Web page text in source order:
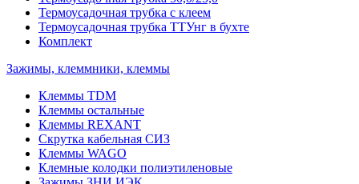
Термоусадочная трубка с клеем
Термоусадочная трубка ТТУнг в бухте
Комплект
Зажимы, клеммники, клеммы
Клеммы TDM
Клеммы остальные
Клеммы REXANT
Скрутка кабельная СИЗ
Клеммы WAGO
Клемные колодки полиэтиленовые